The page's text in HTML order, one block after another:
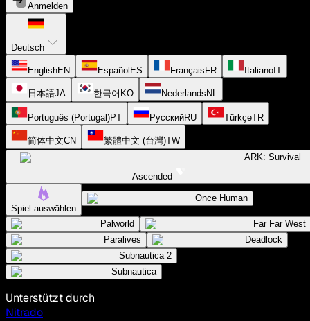
Anmelden
Deutsch
EnglishEN Español ES Français FR Italiano IT
日本語JA 한국어 KO Nederlands NL
Português (Portugal)PT РусскийRU TürkçeTR
简体中文CN 繁體中文 (台灣)TW
ARK: Survival
Ascended
Spiel auswählen
Once Human
Palworld
Far Far West
Paralives
Deadlock
Subnautica 2
Subnautica
Unterstützt durch
Nitrado